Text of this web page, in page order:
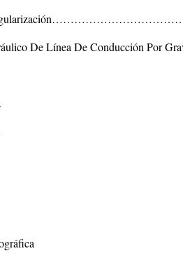
De Línea De Conducción Por